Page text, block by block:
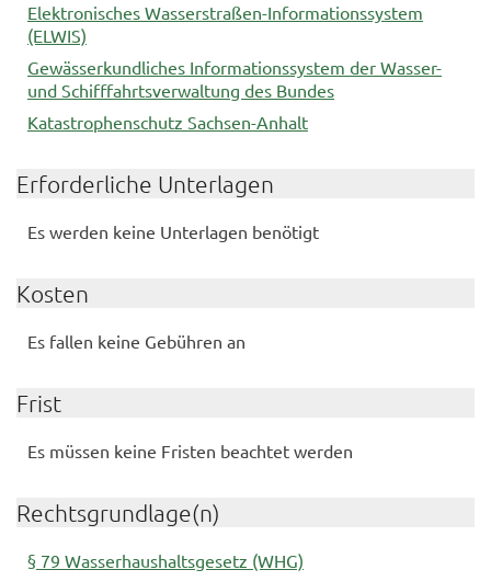
Elektronisches Wasserstraßen-Informationssystem
(ELWIS)
Gewässerkundliches Informationssystem der Wasser-
und Schifffahrtsverwaltung des Bundes
Katastrophenschutz Sachsen-Anhalt
Erforderliche Unterlagen
Es werden keine Unterlagen benötigt
Kosten
Es fallen keine Gebühren an
Frist
Es müssen keine Fristen beachtet werden
Rechtsgrundlage(n)
§ 79 Wasserhaushaltsgesetz (WHG)